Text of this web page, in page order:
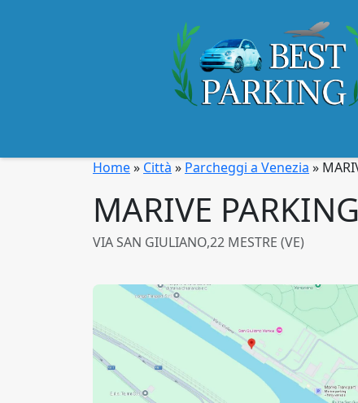
Home» Città » Parcheggi a Venezia »
MARIVE PARKING
VIA SAN GIULIANO,22 MESTRE (VE)